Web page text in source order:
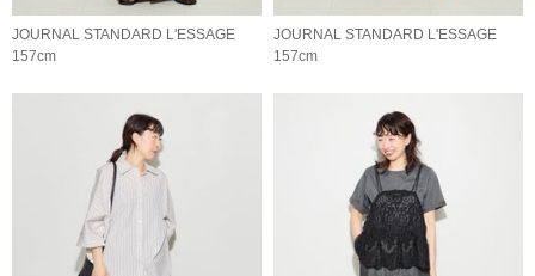
JOURNAL STANDARD L'ESSAGE
157cm
JOURNAL STANDARD L'ESSAGE
157cm